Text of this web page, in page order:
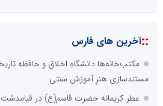
::آخرین های فارس
مکتب‌خانه‌ها دانشگاهِ اخلاق و حافظه
مستندسازی هنرِ آموزش سنتی
عطر کریمانه حضرت قاسم(ع) در